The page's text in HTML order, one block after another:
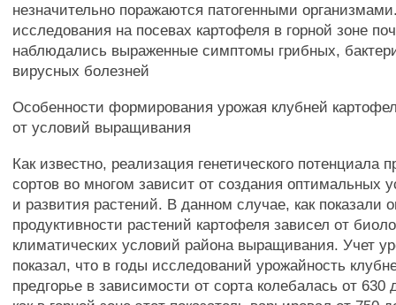
незначительно поражаются патогенными
исследования на посевах картофеля в горной зоне
наблюдались выраженные симптомы грибных,
вирусных болезней
Особенности формирования урожая клубней
от условий выращивания
Как известно, реализация генетического потенциала
сортов во многом зависит от создания оптимальных
и развития растений. В данном случае, как показали
продуктивности растений картофеля зависел от
климатических условий района выращивания. Учет
показал, что в годы исследований урожайность
предгорье в зависимости от сорта колебалась от 630